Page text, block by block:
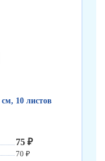
10 листов
75 ₽
70 ₽